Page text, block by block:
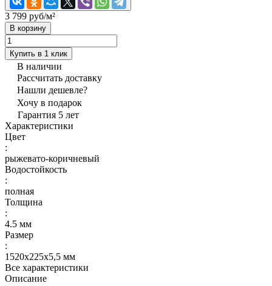
3 799 руб/м²
В корзину
Купить в 1 клик
В наличии
Рассчитать доставку
Нашли дешевле?
Хочу в подарок
Гарантия 5 лет
Характеристики
Цвет
:
рыжевато-коричневый
Водостойкость
:
полная
Толщина
:
4.5 мм
Размер
:
1520х225х5,5 мм
Все характеристики
Описание